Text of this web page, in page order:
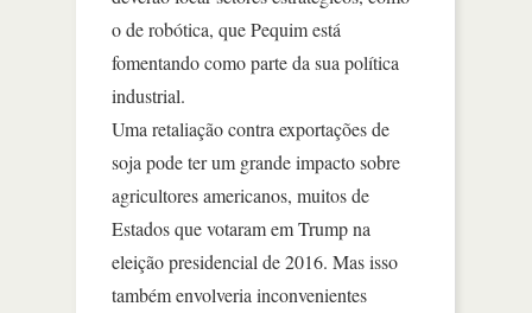
o de robótica, que Pequim está
fomentando como parte da sua política
industrial.
Uma retaliação contra exportações de
soja pode ter um grande impacto sobre
agricultores americanos, muitos de
Estados que votaram em Trump na
eleição presidencial de 2016. Mas isso
também envolveria inconvenientes